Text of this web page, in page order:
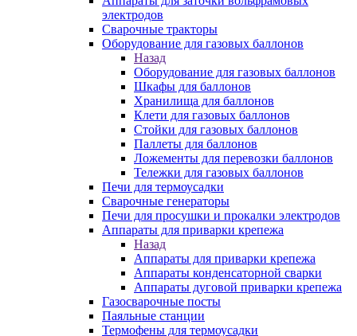
электродов
Сварочные тракторы
Оборудование для газовых баллонов
Назад
Оборудование для газовых баллонов
Шкафы для баллонов
Хранилища для баллонов
Клети для газовых баллонов
Стойки для газовых баллонов
Паллеты для баллонов
Ложементы для перевозки баллонов
Тележки для газовых баллонов
Печи для термоусадки
Сварочные генераторы
Печи для просушки и прокалки электродов
Аппараты для приварки крепежа
Назад
Аппараты для приварки крепежа
Аппараты конденсаторной сварки
Аппараты дуговой приварки крепежа
Газосварочные посты
Паяльные станции
Термофены для термоусадки